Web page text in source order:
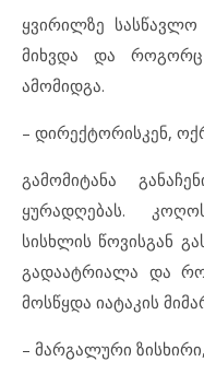
ყვირილზე
მიხვდა და როგორც
ამომიდგა.
– დირექტორისკენ,
გამომიტანა
ყურადღებას.
სისხლის წოვისგან
გადაატრიალა და
მოსწყდა იატაკის
– მარგალური